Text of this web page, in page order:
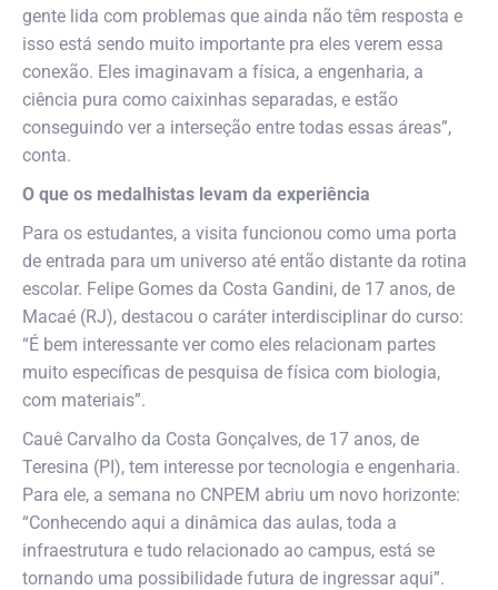
gente lida com problemas que ainda não têm resposta e
isso está sendo muito importante pra eles verem essa
conexão. Eles imaginavam a física, a engenharia, a
ciência pura como caixinhas separadas, e estão
conseguindo ver a interseção entre todas essas áreas”,
conta.
O que os medalhistas levam da experiência
Para os estudantes, a visita funcionou como uma porta
de entrada para um universo até então distante da rotina
escolar. Felipe Gomes da Costa Gandini, de 17 anos, de
Macaé (RJ), destacou o caráter interdisciplinar do curso:
“É bem interessante ver como eles relacionam partes
muito específicas de pesquisa de física com biologia,
com materiais”.
Cauê Carvalho da Costa Gonçalves, de 17 anos, de
Teresina (PI), tem interesse por tecnologia e engenharia.
Para ele, a semana no CNPEM abriu um novo horizonte:
“Conhecendo aqui a dinâmica das aulas, toda a
infraestrutura e tudo relacionado ao campus, está se
tornando uma possibilidade futura de ingressar aqui”.